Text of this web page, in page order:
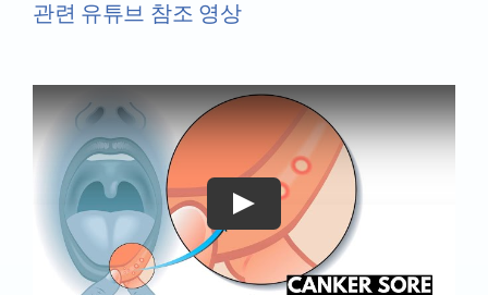
관련 유튜브 참조 영상